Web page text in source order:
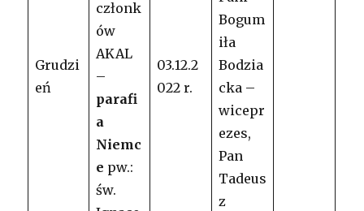
Grudzi
eń
członk
ów
AKAL
–
parafi
a
Niemc
e pw.:
św.
03.12.2
022 r.
Bogum
iła
Bodzia
cka –
wicepr
ezes,
Pan
Tadeus
z